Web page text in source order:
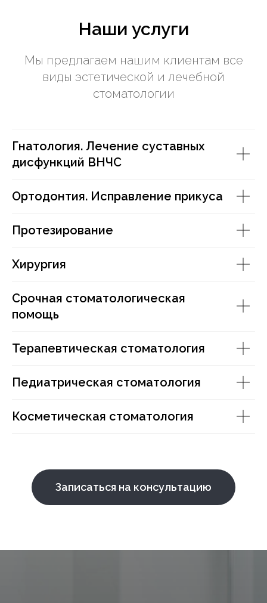
Наши услуги
Мы предлагаем нашим клиентам все
виды эстетической и лечебной
стоматологии
Гнатология. Лечение суставных
дисфункций ВНЧС
Ортодонтия. Исправление прикуса
Протезирование
Хирургия
Срочная стоматологическая
помощь
Терапевтическая стоматология
Педиатрическая стоматология
Косметическая стоматология
Записаться на консультацию